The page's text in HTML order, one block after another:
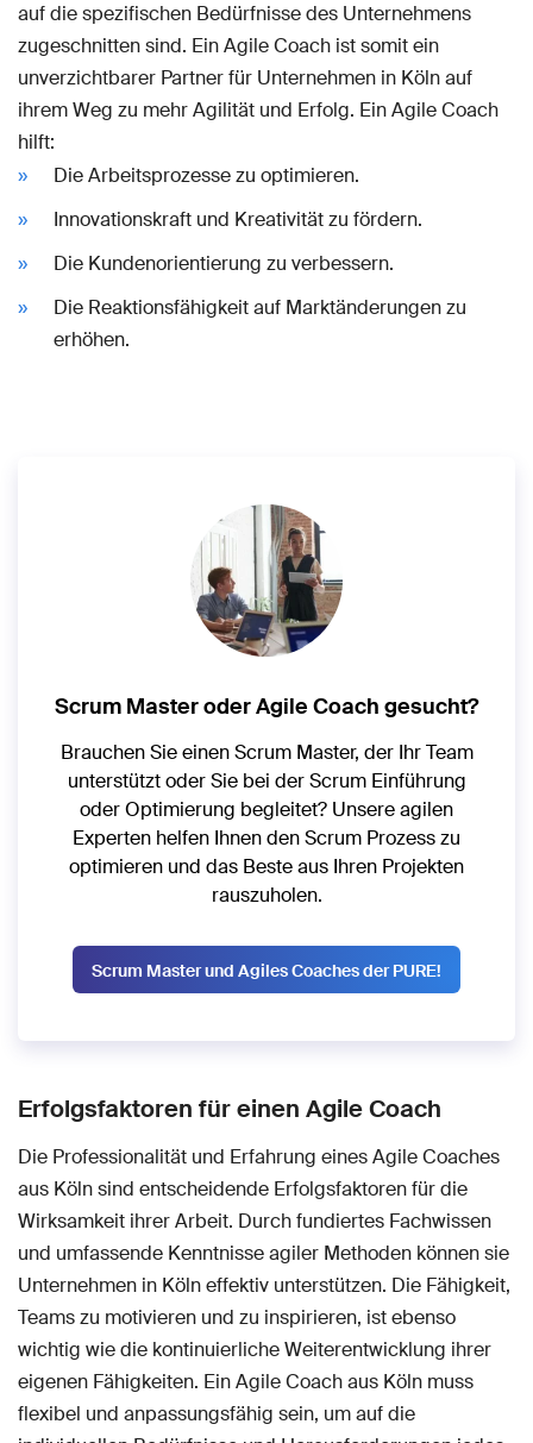
auf die spezifischen Bedürfnisse des Unternehmens
zugeschnitten sind. Ein Agile Coach ist somit ein
unverzichtbarer Partner für Unternehmen in Köln auf
ihrem Weg zu mehr Agilität und Erfolg. Ein Agile Coach
hilft:
Die Arbeitsprozesse zu optimieren.
Innovationskraft und Kreativität zu fördern.
Die Kundenorientierung zu verbessern.
Die Reaktionsfähigkeit auf Marktänderungen zu
erhöhen.
Scrum Master oder Agile Coach gesucht?
Brauchen Sie einen Scrum Master, der Ihr Team
unterstützt oder Sie bei der Scrum Einführung
oder Optimierung begleitet? Unsere agilen
Experten helfen Ihnen den Scrum Prozess zu
optimieren und das Beste aus Ihren Projekten
rauszuholen.
Scrum Master und Agiles Coaches der PURE!
Erfolgsfaktoren für einen Agile Coach
Die Professionalität und Erfahrung eines Agile Coaches
aus Köln sind entscheidende Erfolgsfaktoren für die
Wirksamkeit ihrer Arbeit. Durch fundiertes Fachwissen
und umfassende Kenntnisse agiler Methoden können sie
Unternehmen in Köln effektiv unterstützen. Die Fähigkeit,
Teams zu motivieren und zu inspirieren, ist ebenso
wichtig wie die kontinuierliche Weiterentwicklung ihrer
eigenen Fähigkeiten. Ein Agile Coach aus Köln muss
flexibel und anpassungsfähig sein, um auf die